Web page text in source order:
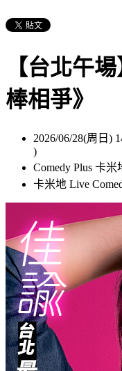
【台北午
棒相爭》
2026/06/28(周日)
)
Comedy Plus 卡
卡米地 Live